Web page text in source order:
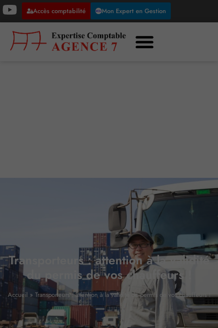
Accès comptabilité Mon Expert en Gestion
Transporteurs : attention à la validité
du permis de vos chauffeurs !
Accueil » Transporteurs : attention à la validité du permis de vos chauffeurs !